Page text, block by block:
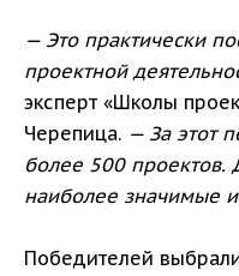
— Это практически
проектной
эксперт «Школы
Черепица. — За этот
более 500 проектов.
наиболее значимые
Победителей